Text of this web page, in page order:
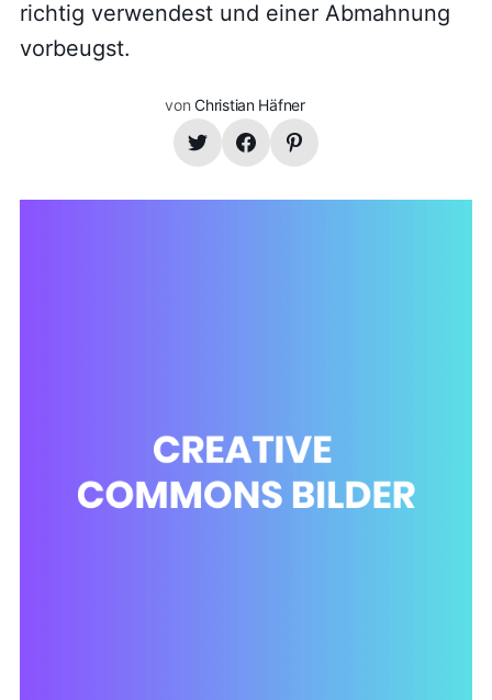
richtig verwendest und einer Abmahnung
vorbeugst.
von Christian Häfner